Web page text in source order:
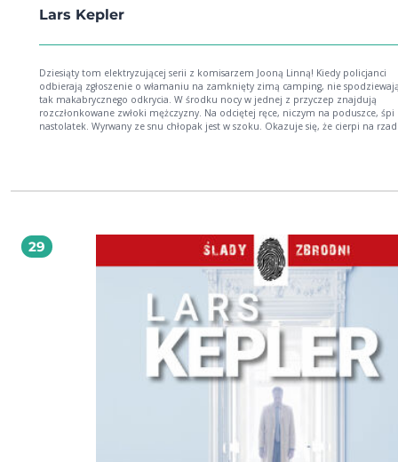
Lars Kepler
Dziesiąty tom elektryzującej serii z komisarzem Jooną Linną! Kiedy policjanci
odbierają zgłoszenie o włamaniu na zamknięty zimą camping, nie
tak makabrycznego odkrycia. W środku nocy w jednej z przyczep znajdują
rozczłonkowane zwłoki mężczyzny. Na odciętej ręce, niczym na poduszce, śpi
nastolatek. Wy­rwany ze snu chłopak jest w szoku. Okazuje się, że cierpi na
nadzieję, że dzię­ki hipnozie dotrze do obrazów, które tamtej koszmarnej
JEFFERY DEAVER Historia mroczna i przerażająca niczym szwedzka zima.
HURWITZ Przejmująca, inteligentnie skonstruowana i budząca grozę intryga.
WHITAKER *** Seria z Jooną Linną: Hipnotyzer Kontrakt Paganiniego Świadek Piaskun
Stalker Łowca Łazarz Człowiek w lustrze Pająk Lunatyk
29